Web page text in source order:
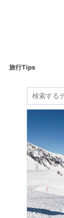
旅行Tips